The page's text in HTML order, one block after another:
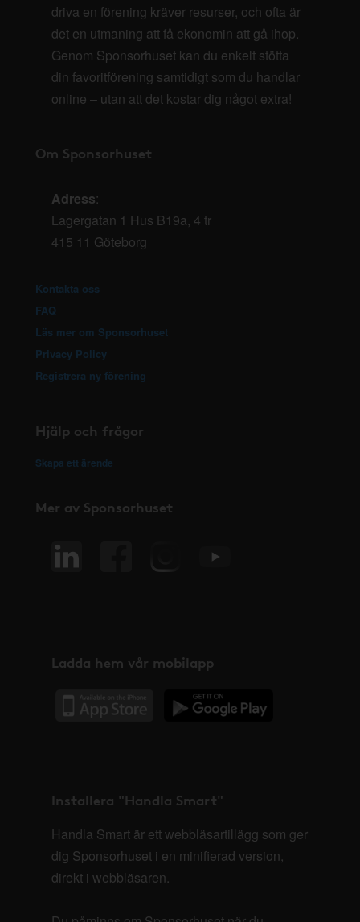
driva en förening kräver resurser, och ofta är
det en utmaning att få ekonomin att gå ihop.
Genom Sponsorhuset kan du enkelt stötta
din favoritförening samtidigt som du handlar
online – utan att det kostar dig något extra!
Om Sponsorhuset
Adress:
Lagergatan 1 Hus B19a, 4 tr
415 11 Göteborg
Kontakta oss
FAQ
Läs mer om Sponsorhuset
Privacy Policy
Registrera ny förening
Hjälp och frågor
Skapa ett ärende
Mer av Sponsorhuset
Ladda hem vår mobilapp
Installera "Handla Smart"
Handla Smart är ett webbläsartillägg som ger
dig Sponsorhuset i en minifierad version,
direkt i webbläsaren.